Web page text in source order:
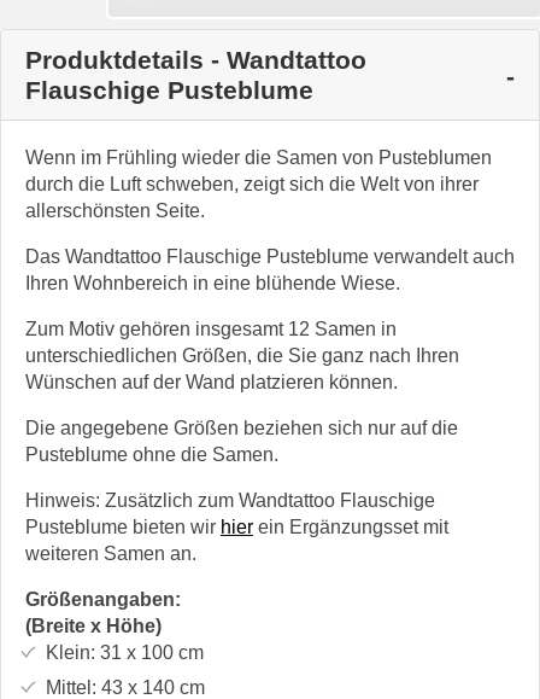
Produktdetails - Wandtattoo
Flauschige Pusteblume
Wenn im Frühling wieder die Samen von Pusteblumen
durch die Luft schweben, zeigt sich die Welt von ihrer
allerschönsten Seite.
Das Wandtattoo Flauschige Pusteblume verwandelt auch
Ihren Wohnbereich in eine blühende Wiese.
Zum Motiv gehören insgesamt 12 Samen in
unterschiedlichen Größen, die Sie ganz nach Ihren
Wünschen auf der Wand platzieren können.
Die angegebene Größen beziehen sich nur auf die
Pusteblume ohne die Samen.
Hinweis: Zusätzlich zum Wandtattoo Flauschige
Pusteblume bieten wir hier ein Ergänzungsset mit
weiteren Samen an.
Größenangaben:
(Breite x Höhe)
Klein: 31 x 100cm
Mittel: 43 x 140cm